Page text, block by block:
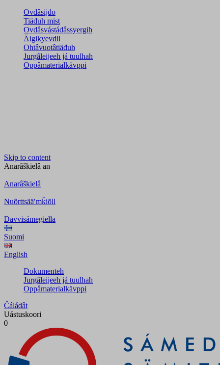
Ovdâsijđo
Tiäđuh mist
Ovdâsvástádâssyergih
Äigikyevdil
Ohtâvuotâtiäđuh
Jurgâleijeeh já tuulhah
Oppâmaterialkävppi
Skip to content
Anarâškielâ an
Anarâškielâ
Nuõrttsääʹmǩiõll
Davvisámegiella
Suomi
English
Dokumenteh
Jurgâleijeeh já tuulhah
Oppâmaterialkävppi
Čáládât
Uástuskoori
0